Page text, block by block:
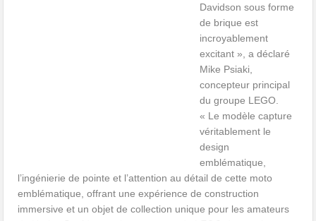
Davidson sous forme
de brique est
incroyablement
excitant », a déclaré
Mike Psiaki,
concepteur principal
du groupe LEGO.
« Le modèle capture
véritablement le
design
emblématique,
l’ingénierie de pointe et l’attention au détail de cette moto
emblématique, offrant une expérience de construction
immersive et un objet de collection unique pour les amateurs